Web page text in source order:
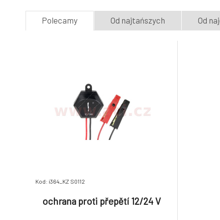
Polecamy Od najtańszych Od
Kod: i364_KZ S0112
ochrana proti přepětí 12/24 V